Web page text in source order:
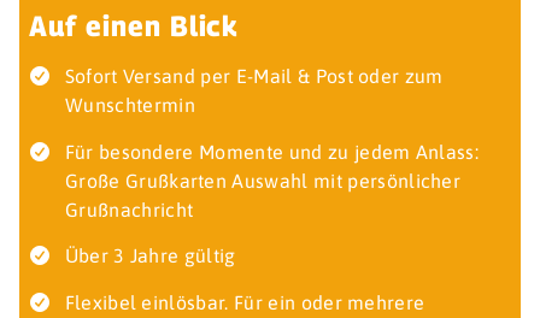
Auf einen Blick
Sofort Versand per E-Mail & Post oder zum
Wunschtermin
Für besondere Momente und zu jedem Anlass:
Große Grußkarten Auswahl mit persönlicher
Grußnachricht
Über 3 Jahre gültig
Flexibel einlösbar. Für ein oder mehrere